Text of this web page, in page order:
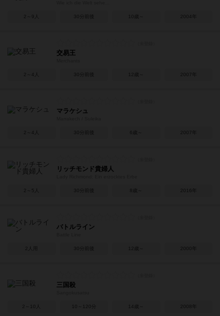
2～9人 30分前後 10歳～ 2004年
交易王
2～4人 30分前後 12歳～ 2007年
マラケシュ
2～4人 30分前後 6歳～ 2007年
リッチモンド貴婦人
2～5人 30分前後 8歳～ 2016年
バトルライン
2人用 30分前後 12歳～ 2000年
三国殺
2～10人 10～120分 14歳～ 2008年